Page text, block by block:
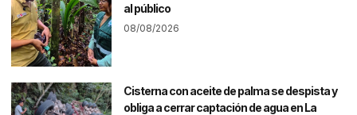
al público
08/08/2026
Cisterna con aceite de palma se despista y
obliga a cerrar captación de agua en La